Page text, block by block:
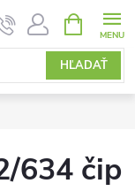
HĽADAŤ
KOŠÍK
634 čip